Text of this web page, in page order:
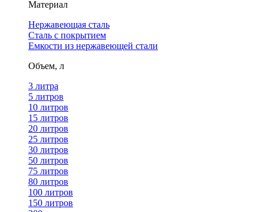
Материал
Нержавеющая сталь
Сталь с покрытием
Емкости из нержавеющей стали
Объем, л
3 литра
5 литров
10 литров
15 литров
20 литров
25 литров
30 литров
50 литров
75 литров
80 литров
100 литров
150 литров